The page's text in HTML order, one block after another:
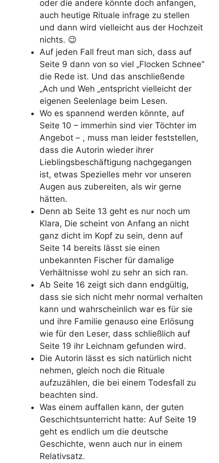
oder die andere könnte doch anfangen,
auch heutige Rituale infrage zu stellen
und dann wird vielleicht aus der Hochzeit
nichts. 😉
Auf jeden Fall freut man sich, dass auf
Seite 9 dann von so viel „Flocken Schnee“
die Rede ist. Und das anschließende
„Ach und Weh „entspricht vielleicht der
eigenen Seelenlage beim Lesen.
Wo es spannend werden könnte, auf
Seite 10 – immerhin sind vier Töchter im
Angebot – , muss man leider feststellen,
dass die Autorin wieder ihrer
Lieblingsbeschäftigung nachgegangen
ist, etwas Spezielles mehr vor unseren
Augen aus zubereiten, als wir gerne
hätten.
Denn ab Seite 13 geht es nur noch um
Klara, Die scheint von Anfang an nicht
ganz dicht im Kopf zu sein, denn auf
Seite 14 bereits lässt sie einen
unbekannten Fischer für damalige
Verhältnisse wohl zu sehr an sich ran.
Ab Seite 16 zeigt sich dann endgültig,
dass sie sich nicht mehr normal verhalten
kann und wahrscheinlich war es für sie
und ihre Familie genauso eine Erlösung
wie für den Leser, dass schließlich auf
Seite 19 ihr Leichnam gefunden wird.
Die Autorin lässt es sich natürlich nicht
nehmen, gleich noch die Rituale
aufzuzählen, die bei einem Todesfall zu
beachten sind.
Was einem auffallen kann, der guten
Geschichtsunterricht hatte: Auf Seite 19
geht es endlich um die deutsche
Geschichte, wenn auch nur in einem
Relativsatz.